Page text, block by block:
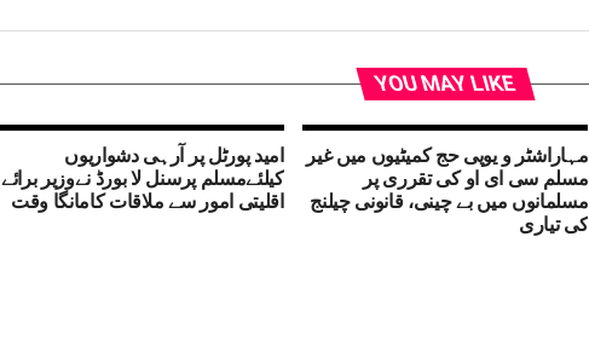
YOU MAY LIKE
مہاراشٹر و یوپی حج کمیٹیوں میں غیر
مسلم سی ای او کی تقرری پر
مسلمانوں میں بے چینی، قانونی چیلنج
کی تیاری
امید پورٹل پر آرہی دشواریوں
کیلئےمسلم پرسنل لا بورڈ نےوزیر برائے
اقلیتی امور سے ملاقات کامانگا وقت